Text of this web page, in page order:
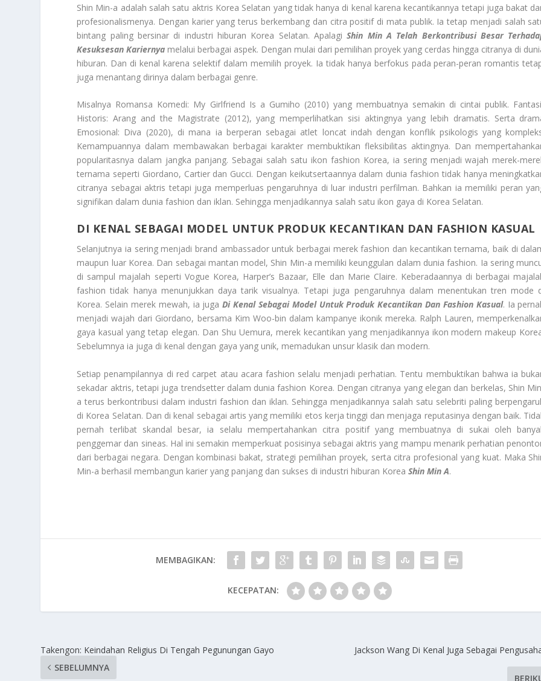
Shin Min-a adalah salah satu aktris Korea Selatan yang tidak hanya di kenal karena kecantikannya tetapi juga bakat
profesionalismenya. Dengan karier yang terus berkembang dan citra positif di mata publik. Ia tetap menjadi salah
bintang paling bersinar di industri hiburan Korea Selatan. ApalagiShin Min A Telah Berkontribusi Besar
Kesuksesan Kariernya melalui berbagai aspek. Dengan mulai dari pemilihan proyek yang cerdas hingga citranya di
hiburan. Dan di kenal karena selektif dalam memilih proyek. Ia tidak hanya berfokus pada peran-peran romantis
juga menantang dirinya dalam berbagai genre.
Misalnya Romansa Komedi: My Girlfriend Is a Gumiho (2010) yang membuatnya semakin di cintai publik.
Historis: Arang and the Magistrate (2012), yang memperlihatkan sisi aktingnya yang lebih dramatis. Serta
Emosional: Diva (2020), di mana ia berperan sebagai atlet loncat indah dengan konflik psikologis yang
Kemampuannya dalam membawakan berbagai karakter membuktikan fleksibilitas aktingnya. Dan
popularitasnya dalam jangka panjang. Sebagai salah satu ikon fashion Korea, ia sering menjadi wajah merek-
ternama seperti Giordano, Cartier dan Gucci. Dengan keikutsertaannya dalam dunia fashion tidak hanya
citranya sebagai aktris tetapi juga memperluas pengaruhnya di luar industri perfilman. Bahkan ia memiliki peran
signifikan dalam dunia fashion dan iklan. Sehingga menjadikannya salah satu ikon gaya di Korea Selatan.
DI KENAL SEBAGAI MODEL UNTUK PRODUK KECANTIKAN DAN FASHION KASUAL
Selanjutnya ia sering menjadi brand ambassador untuk berbagai merek fashion dan kecantikan ternama, baik di
maupun luar Korea. Dan sebagai mantan model, Shin Min-a memiliki keunggulan dalam dunia fashion. Ia sering
di sampul majalah seperti Vogue Korea, Harper’s Bazaar, Elle dan Marie Claire. Keberadaannya di berbagai
fashion tidak hanya menunjukkan daya tarik visualnya. Tetapi juga pengaruhnya dalam menentukan tren mode
Korea. Selain merek mewah, ia jugaDi Kenal Sebagai Model Untuk Produk Kecantikan Dan Fashion Kasual. Ia
menjadi wajah dari Giordano, bersama Kim Woo-bin dalam kampanye ikonik mereka. Ralph Lauren,
gaya kasual yang tetap elegan. Dan Shu Uemura, merek kecantikan yang menjadikannya ikon modern makeup
Sebelumnya ia juga di kenal dengan gaya yang unik, memadukan unsur klasik dan modern.
Setiap penampilannya di red carpet atau acara fashion selalu menjadi perhatian. Tentu membuktikan bahwa ia
sekadar aktris, tetapi juga trendsetter dalam dunia fashion Korea. Dengan citranya yang elegan dan berkelas, Shin
a terus berkontribusi dalam industri fashion dan iklan. Sehingga menjadikannya salah satu selebriti paling
di Korea Selatan. Dan di kenal sebagai artis yang memiliki etos kerja tinggi dan menjaga reputasinya dengan baik.
pernah terlibat skandal besar, ia selalu mempertahankan citra positif yang membuatnya di sukai oleh
penggemar dan sineas. Hal ini semakin memperkuat posisinya sebagai aktris yang mampu menarik perhatian
dari berbagai negara. Dengan kombinasi bakat, strategi pemilihan proyek, serta citra profesional yang kuat. Maka
Min-a berhasil membangun karier yang panjang dan sukses di industri hiburan KoreaShin Min A.
MEMBAGIKAN:
KECEPATAN:
Takengon: Keindahan Religius Di Tengah Pegunungan Gayo
SEBELUMNYA
Jackson Wang Di Kenal Juga Sebagai